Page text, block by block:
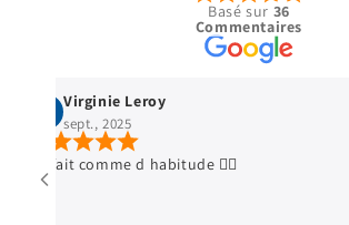
Basé sur 36
Commentaires
Stella Legrand
avr., 2025
Vêtements en excellent état, envoi ultra soigné.
Petit cadeau qui fait toujours plaisir aux enfants.